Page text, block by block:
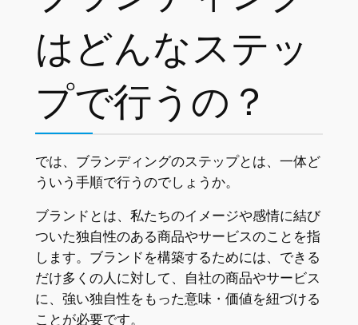
はどんなステッ
プで行うの？
では、ブランディングのステップとは、一体ど
ういう手順で行うのでしょうか。
ブランドとは、私たちのイメージや感情に結び
ついた独自性のある商品やサービスのことを指
します。ブランドを構築するためには、できる
だけ多くの人に対して、自社の商品やサービス
に、強い独自性をもった意味・価値を紐づける
ことが必要です。